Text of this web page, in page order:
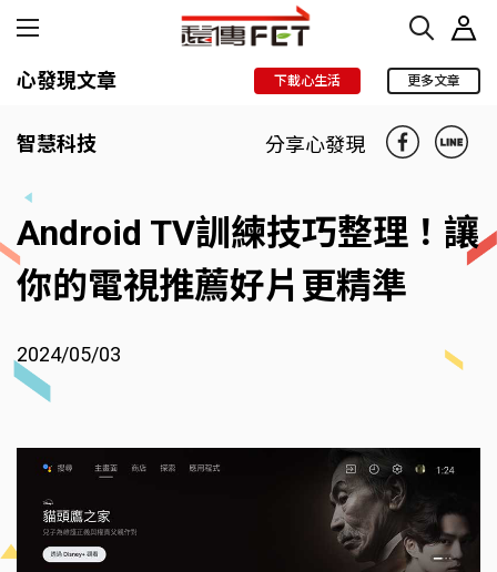
心發現文章 下載心生活 更多文章
智慧科技 分享心發現
Android TV訓練技巧整理！讓
你的電視推薦好片更精準
2024/05/03